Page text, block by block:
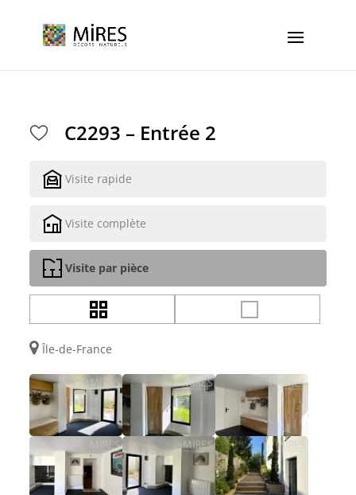
C2293 – Entrée 2
Visite rapide
Visite complète
Visite par pièce
Île-de-France